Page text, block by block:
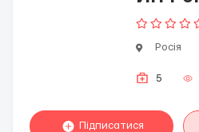
Росія
5
Підписатися